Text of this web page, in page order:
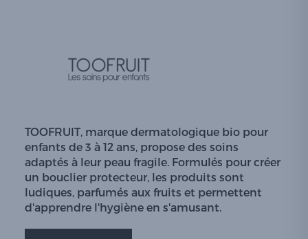
TOOFRUIT, marque dermatologique bio pour
enfants de 3 à 12 ans, propose des soins
adaptés à leur peau fragile. Formulés pour créer
un bouclier protecteur, les produits sont
ludiques, parfumés aux fruits et permettent
d'apprendre l'hygiène en s'amusant.